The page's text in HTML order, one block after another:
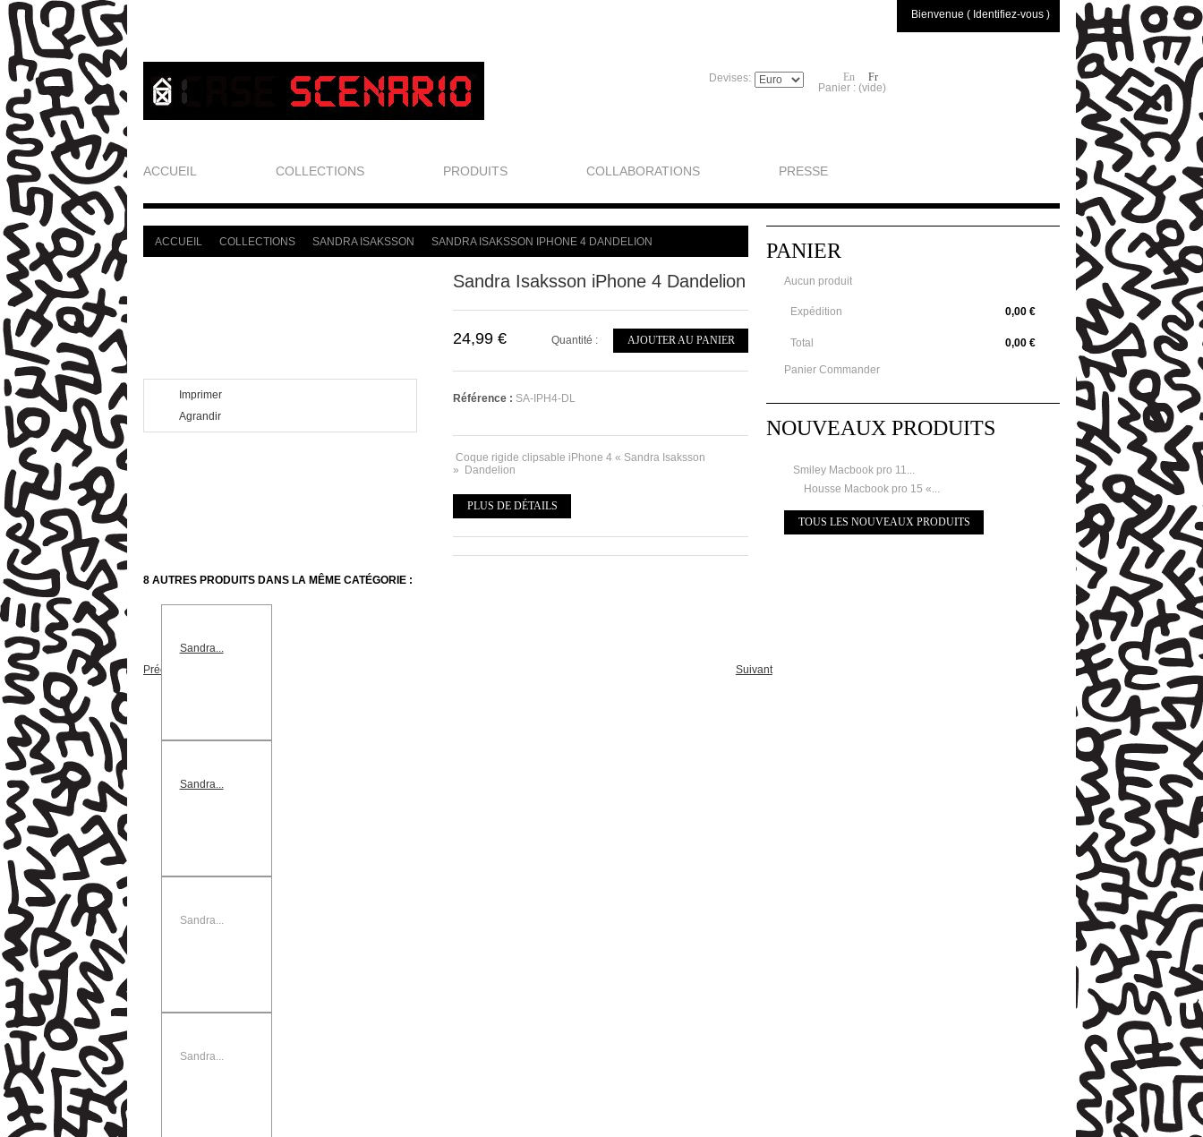
Panier : (vide)
Bienvenue ( Identifiez-vous )
En Fr
ACCUEIL COLLECTIONS PRODUITS COLLABORATIONS PRESSE
Devises:
ACCUEIL COLLECTIONS SANDRA ISAKSSON SANDRA ISAKSSON IPHONE 4 DANDELION
Imprimer
Agrandir
Sandra Isaksson iPhone 4 Dandelion
24,99 € AJOUTER AU PANIER
Quantité :
Référence : SA-IPH4-DL
Coque rigide clipsable iPhone 4 « Sandra Isaksson
» Dandelion
PLUS DE DÉTAILS
8 AUTRES PRODUITS DANS LA MÊME CATÉGORIE :
Précédent
Sandra...
Sandra...
Sandra...
Sandra...
Suivant
PANIER
Aucun produit
0,00 €
Expédition
0,00 €
Total
Panier Commander
NOUVEAUX PRODUITS
Smiley Macbook pro 11...
Housse Macbook pro 15 «...
TOUS LES NOUVEAUX PRODUITS